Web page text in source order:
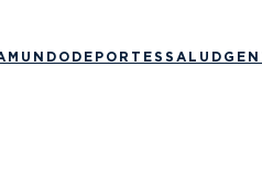
MUNDO DEPORTES SALUD